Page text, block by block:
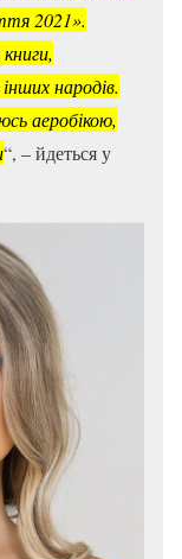
2021».
народів.
аеробікою,
“, – йдеться у